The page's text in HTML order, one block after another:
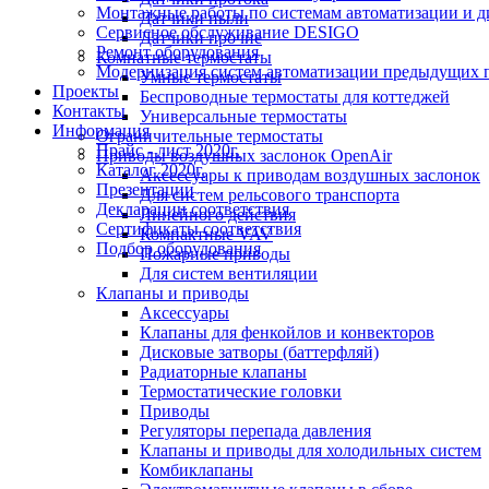
Монтажные работы по системам автоматизации и
Сервисное обслуживание DESIGO
Ремонт оборудования
Модернизация систем автоматизации
Проекты
Контакты
Информация
Прайс - лист 2020г.
Каталог 2020г.
Презентации
Декларации соответствия
Сертификаты соответствия
Подбор оборудования
Датчики пыли
Датчики прочие
Комнатные термостаты
Умные термостаты
Беспроводные термостаты для коттеджей
Универсальные термостаты
Ограничительные термостаты
Приводы воздушных заслонок OpenAir
Аксессуары к приводам воздушных заслонок
Для систем рельсового транспорта
Линейного действия
Компактные VAV
Пожарные приводы
Для систем вентиляции
Клапаны и приводы
Аксессуары
Клапаны для фенкойлов и конвекторов
Дисковые затворы (баттерфляй)
Радиаторные клапаны
Термостатические головки
Приводы
Регуляторы перепада давления
Клапаны и приводы для холодильных систем
Комбиклапаны